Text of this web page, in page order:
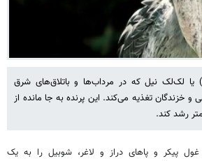
شوبیل (Balaeniceps rex) یا لک‌لک‌ نیل که در مرداب‌ها و باتلاق‌های شرق
و خزندگان تغذیه می‌کند. این پرنده به جا مانده از
غول پیکر و پاهای دراز و لاغر، شوبیل را به یک